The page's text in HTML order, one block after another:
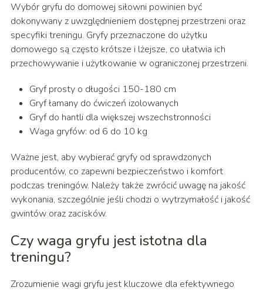
Wybór gryfu do domowej siłowni powinien być
dokonywany z uwzględnieniem dostępnej przestrzeni oraz
specyfiki treningu. Gryfy przeznaczone do użytku
domowego są często krótsze i lżejsze, co ułatwia ich
przechowywanie i użytkowanie w ograniczonej przestrzeni.
Gryf prosty o długości 150-180 cm
Gryf łamany do ćwiczeń izolowanych
Gryf do hantli dla większej wszechstronności
Waga gryfów: od 6 do 10 kg
Ważne jest, aby wybierać gryfy od sprawdzonych
producentów, co zapewni bezpieczeństwo i komfort
podczas treningów. Należy także zwrócić uwagę na jakość
wykonania, szczególnie jeśli chodzi o wytrzymałość i jakość
gwintów oraz zacisków.
Czy waga gryfu jest istotna dla
treningu?
Zrozumienie wagi gryfu jest kluczowe dla efektywnego